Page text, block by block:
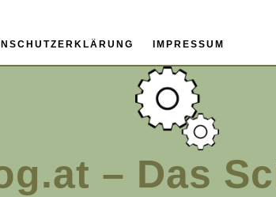
IMPRESSUM
– Das